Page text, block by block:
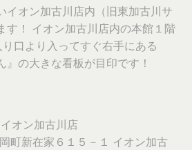
イオン加古川店内（旧東加古川サ
す！ イオン加古川店内の本館１階
口より入ってすぐ右手にある
』の大きな看板が目印です！
オン加古川店
町新在家６１５－１ イオン加古